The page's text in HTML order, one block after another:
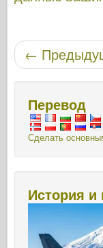
Навигация
←
Перевод
Сделать
История